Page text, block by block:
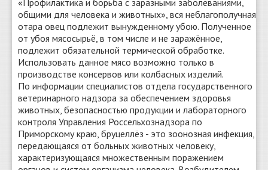
общими для человека и животных», вся неблагополучная
отара овец подлежит вынужденному убою. Полученное
от убоя мясосырьё, в том числе и не заражённое,
подлежит обязательной термической обработке.
Использовать данное мясо возможно только в
производстве консервов или колбасных изделий.
По информации специалистов отдела государственного
ветеринарного надзора за обеспечением здоровья
животных, безопасностью продукции и лабораторного
контроля Управления Россельхознадзора по
Приморскому краю, бруцеллёз - это зоонозная инфекция,
передающаяся от больных животных человеку,
характеризующаяся множественным поражением